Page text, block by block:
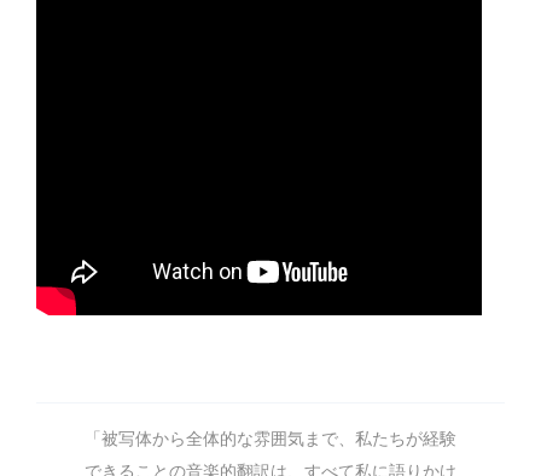
「被写体から全体的な雰囲気まで、私たちが経験
できることの音楽的翻訳は、すべて私に語りかけ